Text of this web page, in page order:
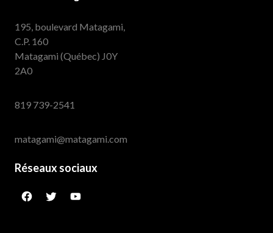
195, boulevard Matagami,
C.P. 160
Matagami (Québec) J0Y
2A0
819 739-2541
matagami@matagami.com
Réseaux sociaux
facebooktwittergoogleplus